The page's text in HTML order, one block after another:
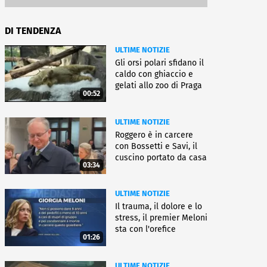
DI TENDENZA
00:52
ULTIME NOTIZIE
Gli orsi polari sfidano il
caldo con ghiaccio e
gelati allo zoo di Praga
03:34
ULTIME NOTIZIE
Roggero è in carcere
con Bossetti e Savi, il
cuscino portato da casa
01:26
ULTIME NOTIZIE
Il trauma, il dolore e lo
stress, il premier Meloni
sta con l'orefice